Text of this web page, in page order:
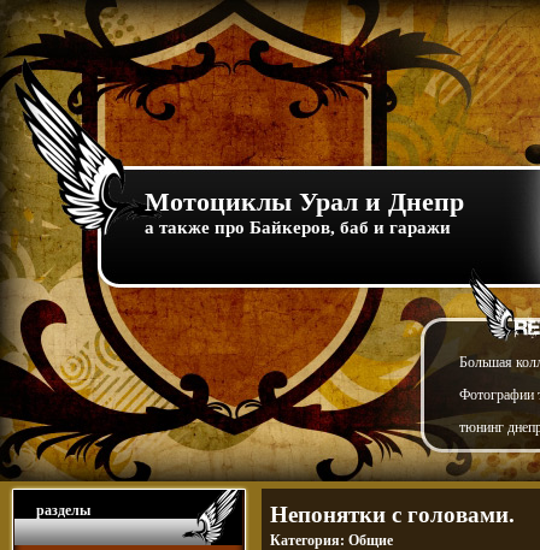
Мотоциклы Урал и Днепр
а также про Байкеров, баб и гаражи
Большая
Фотографии
тюнинг
разделы Непонятки с головами.
Категория: Общие